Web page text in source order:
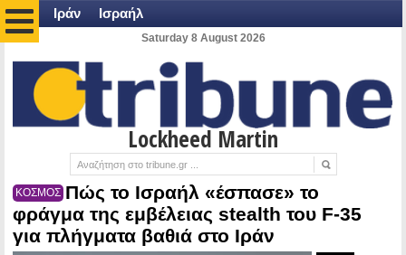
Ιράν Ισραήλ
Saturday 8 August 2026
Lockheed Martin
ΚΟΣΜΟΣ Πώς το Ισραήλ «έσπασε» το
φράγμα της εμβέλειας stealth του F-35
για πλήγματα βαθιά στο Ιράν